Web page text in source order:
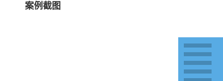
案例截图